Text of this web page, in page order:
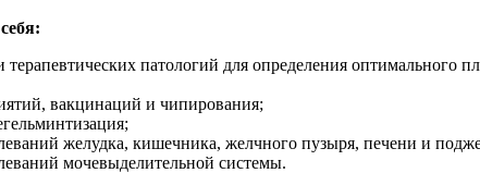
патологий для определения оптимального
вакцинаций и чипирования;
желудка, кишечника, желчного пузыря, печени и
мочевыделительной системы.